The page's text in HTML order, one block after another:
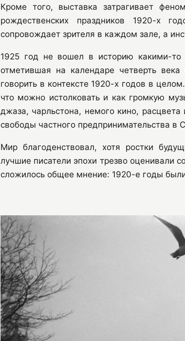
Кроме того, выставка затрагивает
рождественских праздников 1920-х
сопровождает зрителя в каждом зале, а
1925 год не вошел в историю какими-
отметившая на календаре четверть
говорить в контексте 1920-х годов в
что можно истолковать и как громкую
джаза, чарльстона, немого кино,
свободы частного предпринимательства в
Мир благоденствовал, хотя ростки
лучшие писатели эпохи трезво оценивали
сложилось общее мнение: 1920-е годы